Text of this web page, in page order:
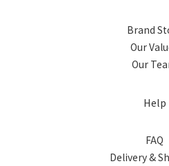
Brand
Our
Our
Help
FAQ
Delivery &